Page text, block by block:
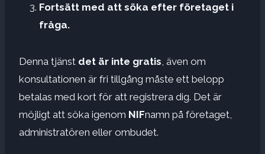
Fortsätt med att söka efter företaget i
fråga.
Denna tjänst det är inte gratis , även om
konsultationen är fri tillgång måste ett belopp
betalas med kort för att registrera dig. Det är
möjligt att söka igenom NIFnamn på företaget,
administratören eller ombudet.